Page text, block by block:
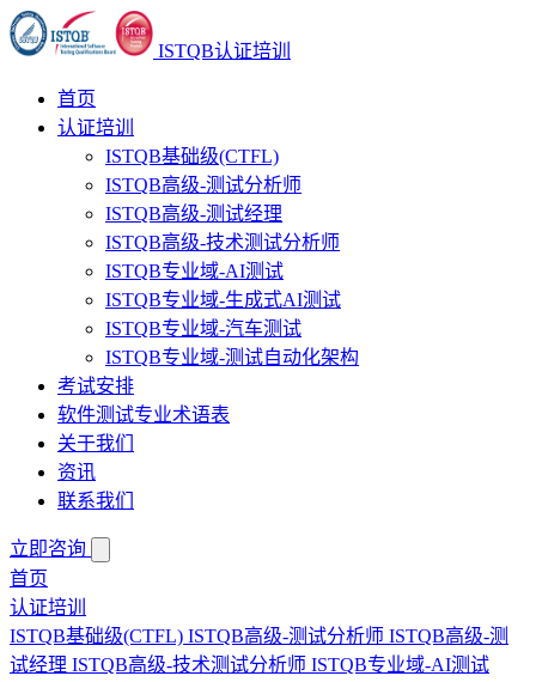
ISTQB认证培训
首页
认证培训
ISTQB基础级(CTFL)
ISTQB高级-测试分析师
ISTQB高级-测试经理
ISTQB高级-技术测试分析师
ISTQB专业域-AI测试
ISTQB专业域-生成式AI测试
ISTQB专业域-汽车测试
ISTQB专业域-测试自动化架构
考试安排
软件测试专业术语表
关于我们
资讯
联系我们
立即咨询
首页
认证培训
ISTQB基础级(CTFL) ISTQB高级-测试分析师 ISTQB高级-测
试经理 ISTQB高级-技术测试分析师 ISTQB专业域-AI测试